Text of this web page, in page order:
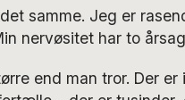
samme. Jeg er
nervøsitet har to
end man tror. Der er